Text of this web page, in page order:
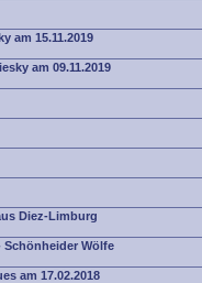
am 15.11.2019
am 09.11.2019
Diez-Limburg
Schönheider Wölfe
am 17.02.2018